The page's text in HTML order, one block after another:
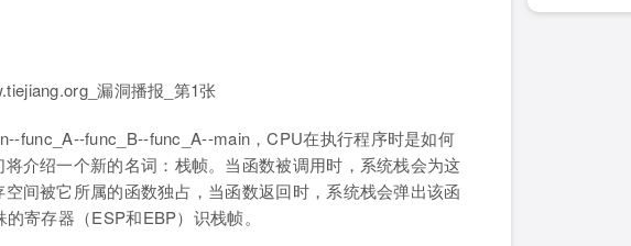
func_A--func_B--func_A--main，CPU在执行程序时是如何
介绍一个新的名词：栈帧。当函数被调用时，系统栈会为这
间被它所属的函数独占，当函数返回时，系统栈会弹出该函
寄存器（ESP和EBP）识栈帧。